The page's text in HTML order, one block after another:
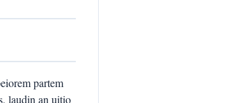
partem
laudin an uitio